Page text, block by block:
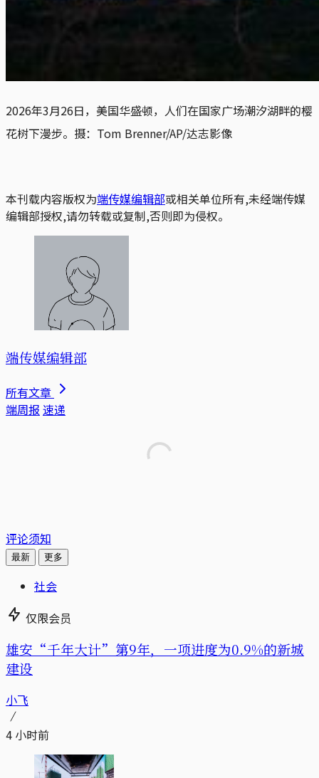
2026年3月26日，美国华盛顿，人们在国家广场潮汐湖畔的樱
花树下漫步。摄：Tom Brenner/AP/达志影像
本刊载内容版权为端传媒编辑部或相关单位所有,未经端传媒
编辑部授权,请勿转载或复制,否则即为侵权。
端传媒编辑部
所有文章
端周报 速递
评论须知
最新 更多
社会
仅限会员
雄安“千年大计”第9年，一项进度为0.9%的新城
建设
小飞
4 小时前